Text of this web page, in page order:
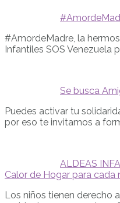
#AmordeMadre, la
Infantiles SOS Venezuela
Se busca
Puedes activar tu
por eso te invitamos a
ALDEAS
Calor de Hogar para cada
Los niños tienen derecho